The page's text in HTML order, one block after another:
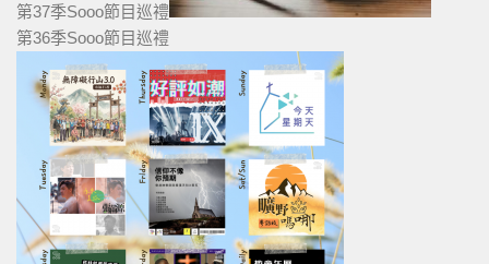
第37季Sooo節目巡禮
第36季Sooo節目巡禮